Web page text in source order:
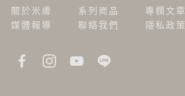
關於米膚 系列商品 專欄文章
媒體報導
聯絡我們 隱私政策